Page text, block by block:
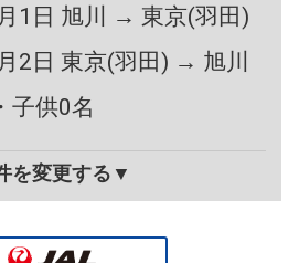
1日 旭川 → 東京(羽田)
2日 東京(羽田) → 旭川
子供0名
を変更する▼